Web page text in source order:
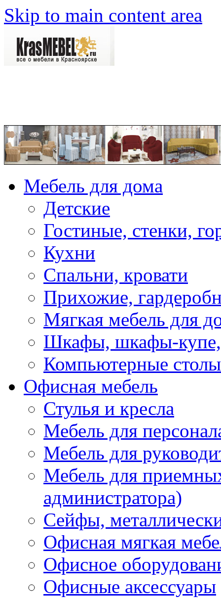
Skip to main content area
Мебель для дома
Детские
Гостиные, стенки,
Кухни
Спальни, кровати
Прихожие,
Мягкая мебель для
Шкафы, шкафы-купе,
Компьютерные столы
Офисная мебель
Стулья и кресла
Мебель для
Мебель для
Мебель для
администратора)
Сейфы,
Офисная мягкая
Офисное
Офисные аксессуары